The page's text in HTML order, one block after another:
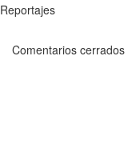
Reportajes
Comentarios cerrados